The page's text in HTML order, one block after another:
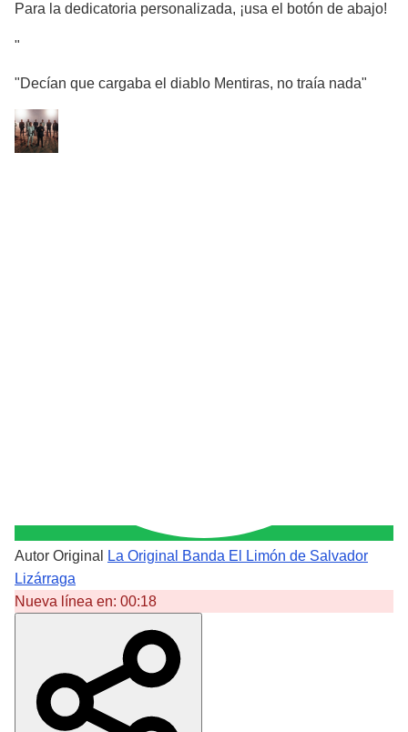
Para la dedicatoria personalizada, ¡usa el botón de abajo!
"
"Decían que cargaba el diablo Mentiras, no traía nada"
Autor Original
La Original Banda El Limón de Salvador
Lizárraga
Nueva línea en: 00:18